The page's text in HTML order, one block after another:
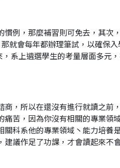
例，那麼補習則可免去，其次
就會每年都辦理筆試，以確保
系上遴選學生的考量層面多元
，所以在還沒有進行就讀之前
苦，因為你沒有相關的專業領
科系他的專業領域丶能力培養
議作足了功課，才會讀起來不